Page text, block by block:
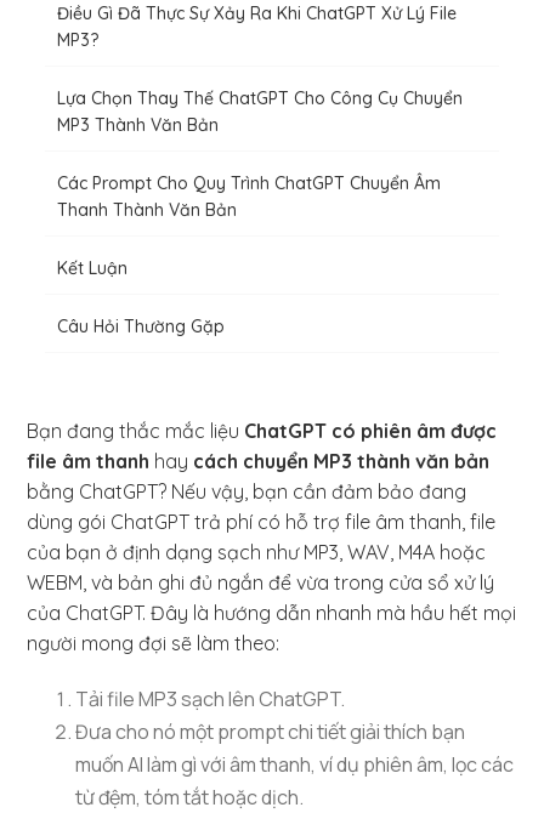
Điều Gì Đã Thực Sự Xảy Ra Khi ChatGPT Xử Lý File
MP3?
Lựa Chọn Thay Thế ChatGPT Cho Công Cụ Chuyển
MP3 Thành Văn Bản
Các Prompt Cho Quy Trình ChatGPT Chuyển Âm
Thanh Thành Văn Bản
Kết Luận
Câu Hỏi Thường Gặp
Bạn đang thắc mắc liệu ChatGPT có phiên âm được
file âm thanh hay cách chuyển MP3 thành văn bản
bằng ChatGPT? Nếu vậy, bạn cần đảm bảo đang
dùng gói ChatGPT trả phí có hỗ trợ file âm thanh, file
của bạn ở định dạng sạch như MP3, WAV, M4A hoặc
WEBM, và bản ghi đủ ngắn để vừa trong cửa sổ xử lý
của ChatGPT. Đây là hướng dẫn nhanh mà hầu hết mọi
người mong đợi sẽ làm theo:
Tải file MP3 sạch lên ChatGPT.
Đưa cho nó một prompt chi tiết giải thích bạn
muốn AI làm gì với âm thanh, ví dụ phiên âm, lọc các
từ đệm, tóm tắt hoặc dịch.